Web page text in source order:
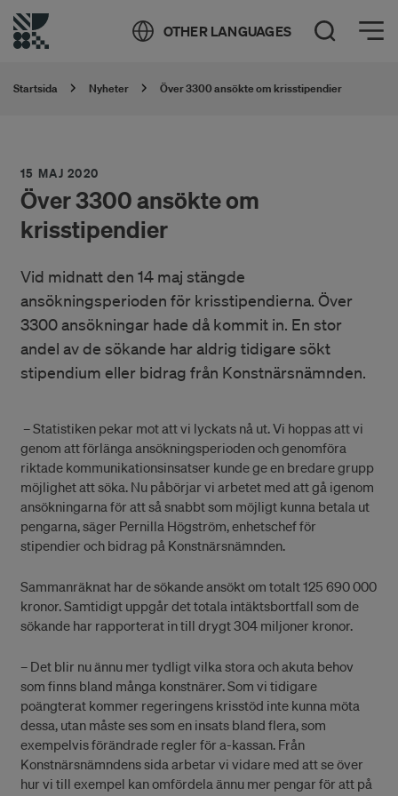
OTHER LANGUAGES Öppna sök
Öppna meny
Startsida Nyheter Över 3300 ansökte om krisstipendier
15 MAJ 2020
Över 3300 ansökte om
krisstipendier
Vid midnatt den 14 maj stängde
ansökningsperioden för krisstipendierna. Över
3300 ansökningar hade då kommit in. En stor
andel av de sökande har aldrig tidigare sökt
stipendium eller bidrag från Konstnärsnämnden.
– Statistiken pekar mot att vi lyckats nå ut. Vi hoppas att vi
genom att förlänga ansökningsperioden och genomföra
riktade kommunikationsinsatser kunde ge en bredare grupp
möjlighet att söka. Nu påbörjar vi arbetet med att gå igenom
ansökningarna för att så snabbt som möjligt kunna betala ut
pengarna, säger Pernilla Högström, enhetschef för
stipendier och bidrag på Konstnärsnämnden.
Sammanräknat har de sökande ansökt om totalt 125 690 000
kronor. Samtidigt uppgår det totala intäktsbortfall som de
sökande har rapporterat in till drygt 304 miljoner kronor.
– Det blir nu ännu mer tydligt vilka stora och akuta behov
som finns bland många konstnärer. Som vi tidigare
poängterat kommer regeringens krisstöd inte kunna möta
dessa, utan måste ses som en insats bland flera, som
exempelvis förändrade regler för a-kassan. Från
Konstnärsnämndens sida arbetar vi vidare med att se över
hur vi till exempel kan omfördela ännu mer pengar för att på